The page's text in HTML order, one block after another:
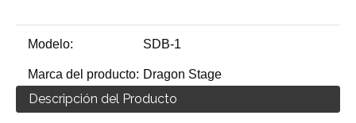
Modelo: SDB-1
Marca del producto: Dragon Stage
Descripción del Producto